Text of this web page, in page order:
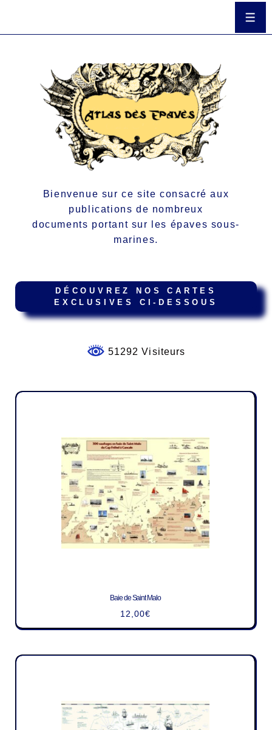
Bienvenue sur ce site consacré aux
publications de nombreux
documents portant sur les épaves sous-
marines.
DÉCOUVREZ NOS CARTES
EXCLUSIVES CI-DESSOUS
51292 Visiteurs
Baie de Saint Malo
12,00€